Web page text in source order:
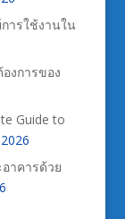
ารใช้งานใน
งการของ
Guide to
าคารด้วย